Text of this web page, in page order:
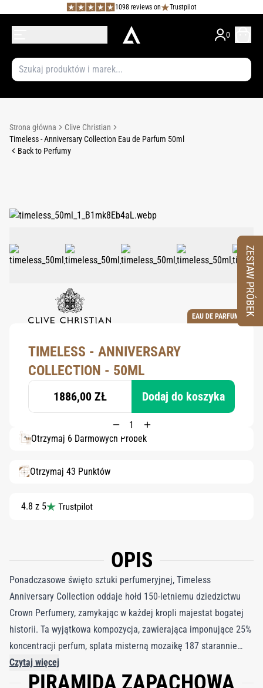
1098 reviews on Trustpilot
0
Strona główna
Clive Christian
Timeless - Anniversary Collection Eau de Parfum 50ml
Back to Perfumy
EAU DE PARFUM
TIMELESS - ANNIVERSARY
COLLECTION - 50ML
1886,00 ZŁ Dodaj do koszyka
Otrzymaj 6 Darmowych Próbek
Otrzymaj 43 Punktów
4.8 z 5
OPIS
Ponadczasowe święto sztuki perfumeryjnej, Timeless
Anniversary Collection oddaje hołd 150-letniemu dziedzictwu
Crown Perfumery, zamykając w każdej kropli majestat bogatej
historii. Ta wyjątkowa kompozycja, zawierająca imponujące 25%
koncentracji perfum, splata misterną mozaikę 187 starannie
dobranych składników. Zapach otwiera się energetyczną
świeżością gorzkiej pomarańczy i limonki, rozświetloną
Czytaj więcej
PIRAMIDA ZAPACHOWA
ZESTAW PRÓBEK